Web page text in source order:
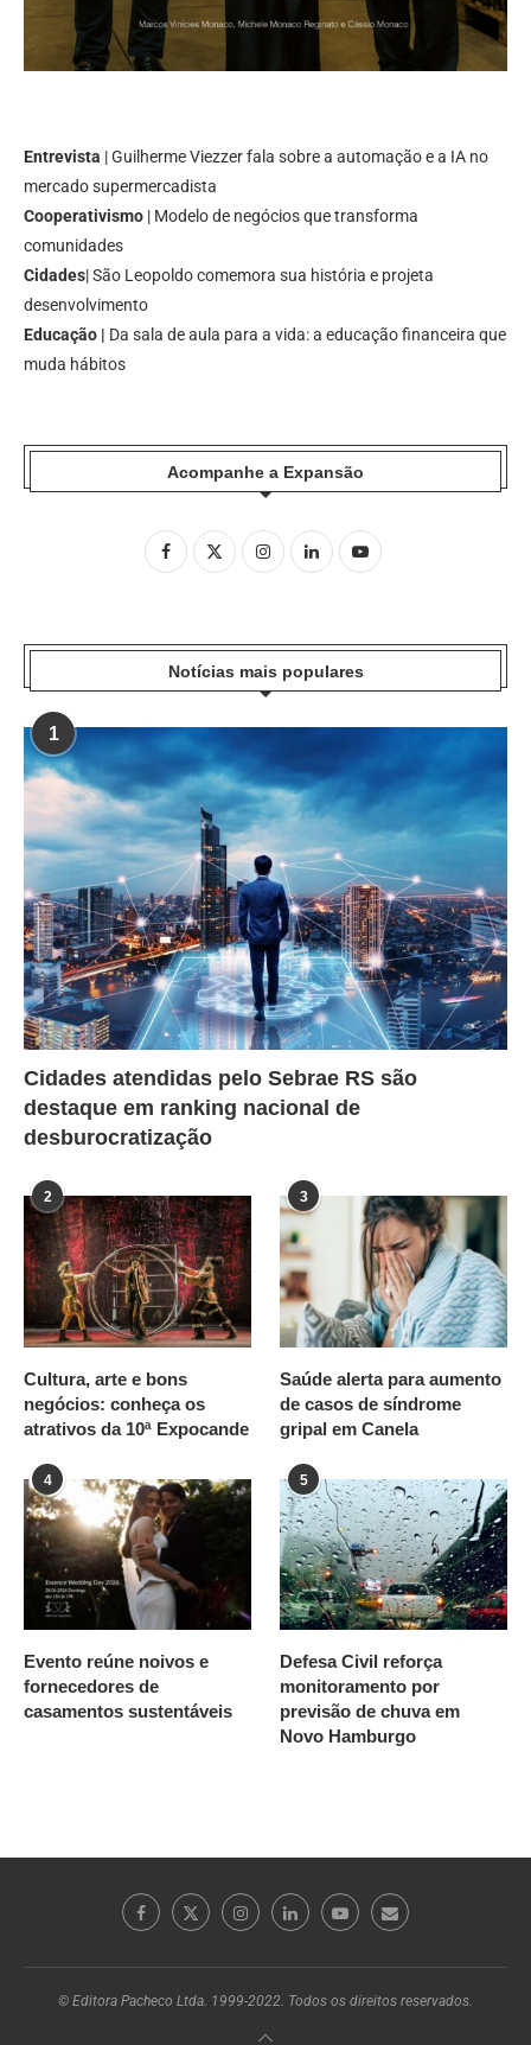
Entrevista | Guilherme Viezzer fala sobre a automação e a IA no
mercado supermercadista
Cooperativismo | Modelo de negócios que transforma
comunidades
Cidades| São Leopoldo comemora sua história e projeta
desenvolvimento
Educação | Da sala de aula para a vida: a educação financeira que
muda hábitos
Acompanhe a Expansão
Notícias mais populares
1
Cidades atendidas pelo Sebrae RS são
destaque em ranking nacional de
desburocratização
2
Cultura, arte e bons
negócios: conheça os
atrativos da 10ª Expocande
3
Saúde alerta para aumento
de casos de síndrome
gripal em Canela
4
Evento reúne noivos e
fornecedores de
casamentos sustentáveis
5
Defesa Civil reforça
monitoramento por
previsão de chuva em
Novo Hamburgo
© Editora Pacheco Ltda. 1999-2022. Todos os direitos reservados.